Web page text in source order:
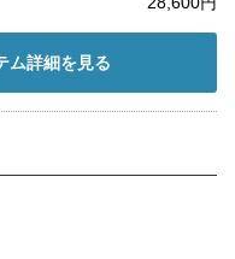
ム詳細を見る